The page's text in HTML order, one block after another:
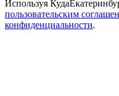
Используя
пользовательским
конфиденциальности.